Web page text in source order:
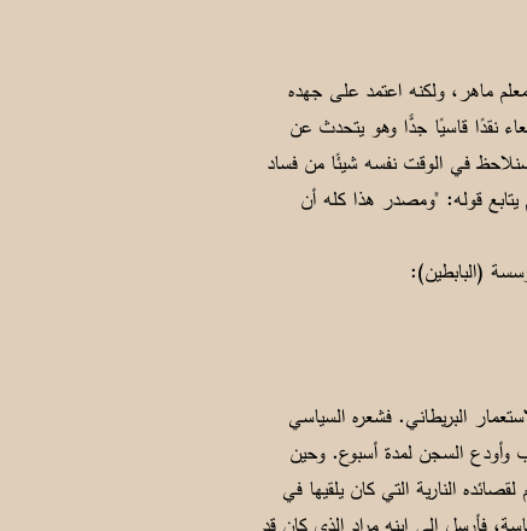
ماهر، ولكنه اعتمد على جهده
نقدًا قاسيًا جدًّا وهو يتحدث عن
سنلاحظ في الوقت نفسه شيئًا من فساد
قوله: "ومصدر هذا كله أن
(البابطين):
البريطاني. فشعره السياسي
وأودع السجن لمدة أسبوع. وحين
النارية التي كان يلقيها في